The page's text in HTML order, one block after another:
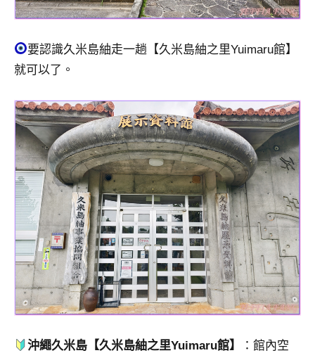
部
客
及
旅
雜
誌
專
欄、
觀
光
局
合
達
人
對
象。
要認識久米島紬走一趟【久米島紬之里Yuimaru館】
就可以了。
沖繩久米島【久米島紬之里Yuimaru館】
：館內空